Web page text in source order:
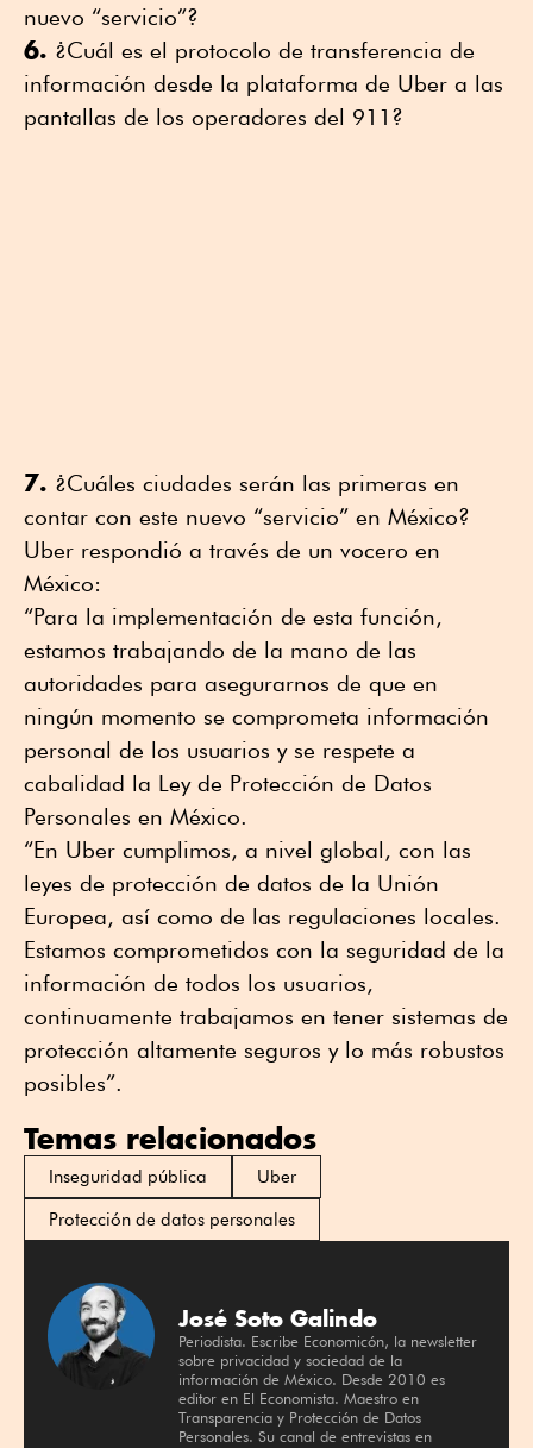
nuevo “servicio”?
6. ¿Cuál es el protocolo de transferencia de
información desde la plataforma de Uber a las
pantallas de los operadores del 911?
7. ¿Cuáles ciudades serán las primeras en
contar con este nuevo “servicio” en México?
Uber respondió a través de un vocero en
México:
“Para la implementación de esta función,
estamos trabajando de la mano de las
autoridades para asegurarnos de que en
ningún momento se comprometa información
personal de los usuarios y se respete a
cabalidad la Ley de Protección de Datos
Personales en México.
“En Uber cumplimos, a nivel global, con las
leyes de protección de datos de la Unión
Europea, así como de las regulaciones locales.
Estamos comprometidos con la seguridad de la
información de todos los usuarios,
continuamente trabajamos en tener sistemas de
protección altamente seguros y lo más robustos
posibles”.
Temas relacionados
Inseguridad pública
Uber
Protección de datos personales
José Soto Galindo
Periodista. Escribe Economicón, la newsletter
sobre privacidad y sociedad de la
información de México. Desde 2010 es
editor en El Economista. Maestro en
Transparencia y Protección de Datos
Personales. Su canal de entrevistas en